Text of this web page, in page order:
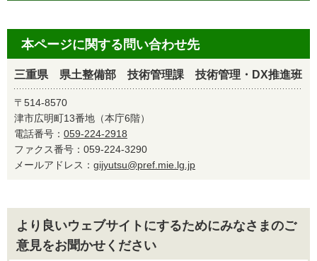
本ページに関する問い合わせ先
三重県 県土整備部 技術管理課 技術管理・DX推進班
〒514-8570
津市広明町13番地（本庁6階）
電話番号： 059-224-2918
ファクス番号：059-224-3290
メールアドレス： gijyutsu@pref.mie.lg.jp
より良いウェブサイトにするためにみなさまのご
意見をお聞かせください